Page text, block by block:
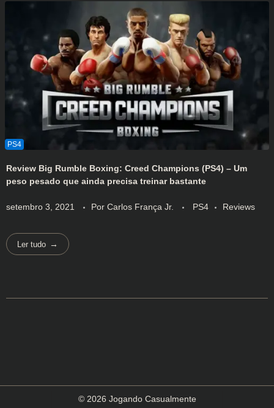
Review Big Rumble Boxing: Creed Champions (PS4) – Um
peso pesado que ainda precisa treinar bastante
setembro 3, 2021 Por Carlos França Jr. PS4 Reviews
Ler tudo
© 2026 Jogando Casualmente